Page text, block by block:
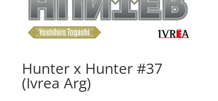
Hunter x Hunter #37
(Ivrea Arg)